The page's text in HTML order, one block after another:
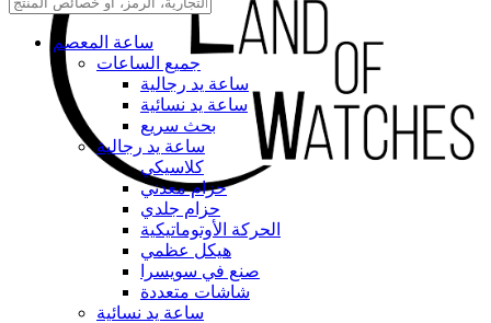
ساعة المعصم
جميع الساعات
ساعة يد رجالية
ساعة يد نسائية
بحث سريع
ساعة يد رجالية
كلاسيكي
حزام معدني
حزام جلدي
الحركة الأوتوماتيكية
هيكل عظمي
صنع في سويسرا
شاشات متعددة
ساعة يد نسائية